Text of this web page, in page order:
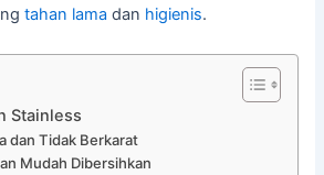
tahan lama dan higienis.
Stainless
dan Tidak Berkarat
Mudah Dibersihkan